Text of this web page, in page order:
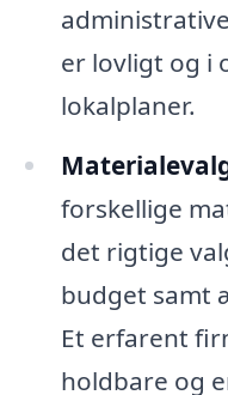
er lovligt og i
lokalplaner.
forskellige
det rigtige
budget samt
Et erfarent
holdbare og